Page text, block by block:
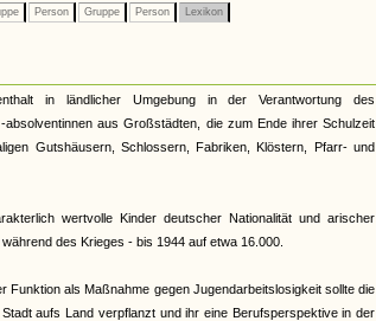
Person Gruppe Person Lexikon
in ländlicher Umgebung in der Verantwortung des
aus Großstädten, die zum Ende ihrer Schulzeit
Gutshäusern, Schlossern, Fabriken, Klöstern, Pfarr- und
wertvolle Kinder deutscher Nationalität und arischer
des Krieges - bis 1944 auf etwa 16.000.
als Maßnahme gegen Jugendarbeitslosigkeit sollte die
aufs Land verpflanzt und ihr eine Berufsperspektive in der